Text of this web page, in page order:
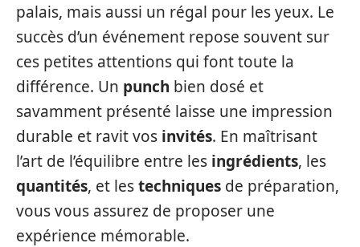
palais, mais aussi un régal pour les yeux. Le
succès d’un événement repose souvent sur
ces petites attentions qui font toute la
différence. Un punch bien dosé et
savamment présenté laisse une impression
durable et ravit vos invités. En maîtrisant
l’art de l’équilibre entre les ingrédients, les
quantités, et lestechniques de préparation,
vous vous assurez de proposer une
expérience mémorable.